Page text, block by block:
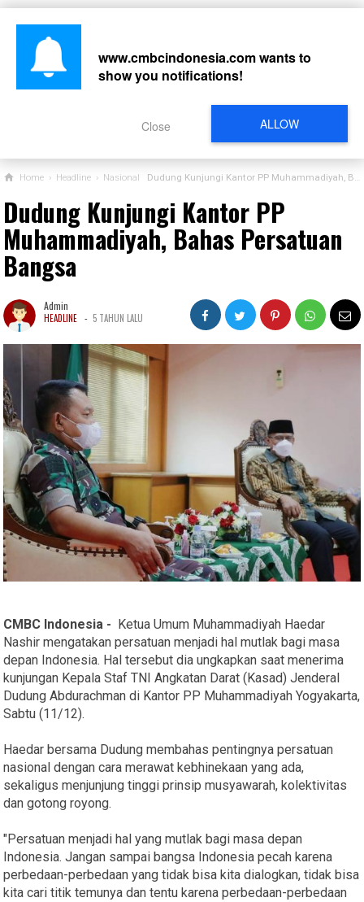
Home › Headline › Nasional Dudung Kunjungi Kantor PP Muhammadiyah, Bahas Persatuan Bangsa
Dudung Kunjungi Kantor PP
Muhammadiyah, Bahas Persatuan
Bangsa
Admin
HEADLINE - 5 TAHUN LALU
CMBC Indonesia - Ketua Umum Muhammadiyah Haedar
Nashir mengatakan persatuan menjadi hal mutlak bagi masa
depan Indonesia. Hal tersebut dia ungkapkan saat menerima
kunjungan Kepala Staf TNI Angkatan Darat (Kasad) Jenderal
Dudung Abdurachman di Kantor PP Muhammadiyah Yogyakarta,
Sabtu (11/12).
Haedar bersama Dudung membahas pentingnya persatuan
nasional dengan cara merawat kebhinekaan yang ada,
sekaligus menjunjung tinggi prinsip musyawarah, kolektivitas
dan gotong royong.
"Persatuan menjadi hal yang mutlak bagi masa depan
Indonesia. Jangan sampai bangsa Indonesia pecah karena
perbedaan-perbedaan yang tidak bisa kita dialogkan, tidak bisa
kita cari titik temunya dan tentu karena perbedaan-perbedaan
www.cmbcindonesia.comwants to
show you notifications!
ALLOW
Close